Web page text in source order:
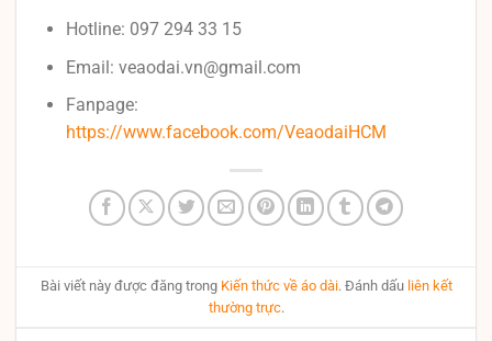
Hotline: 097 294 33 15
Email: veaodai.vn@gmail.com
Fanpage:
https://www.facebook.com/VeaodaiHCM
Bài viết này được đăng trong Kiến thức về áo dài. Đánh dấu liên kết
thường trực.